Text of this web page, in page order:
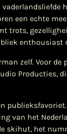
een echte
trots,
enthousiast
zelf. Voor
Producties,
van het
skihut, het